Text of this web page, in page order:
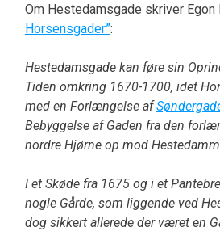
Om Hestedamsgade skriver Egon
Horsensgader”:
Hestedamsgade kan føre sin
Tiden omkring 1670-1700, idet
med en Forlængelse af
Bebyggelse af Gaden fra den
nordre Hjørne op mod
I et Skøde fra 1675 og i et
nogle Gårde, som liggende ved
dog sikkert allerede der været en